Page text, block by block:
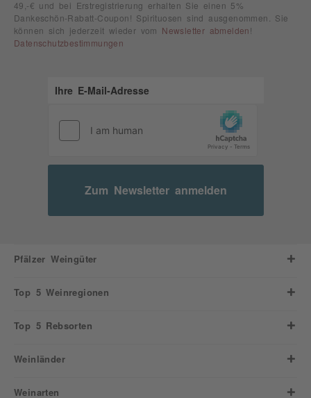
49,-€ und bei Erstregistrierung erhalten Sie einen 5%
Dankeschön-Rabatt-Coupon! Spirituosen sind ausgenommen. Sie
können sich jederzeit wieder vom Newsletter abmelden !
Datenschutzbestimmungen
Zum Newsletter anmelden
Pfälzer Weingüter
Top 5 Weinregionen
Top 5 Rebsorten
Weinländer
Weinarten